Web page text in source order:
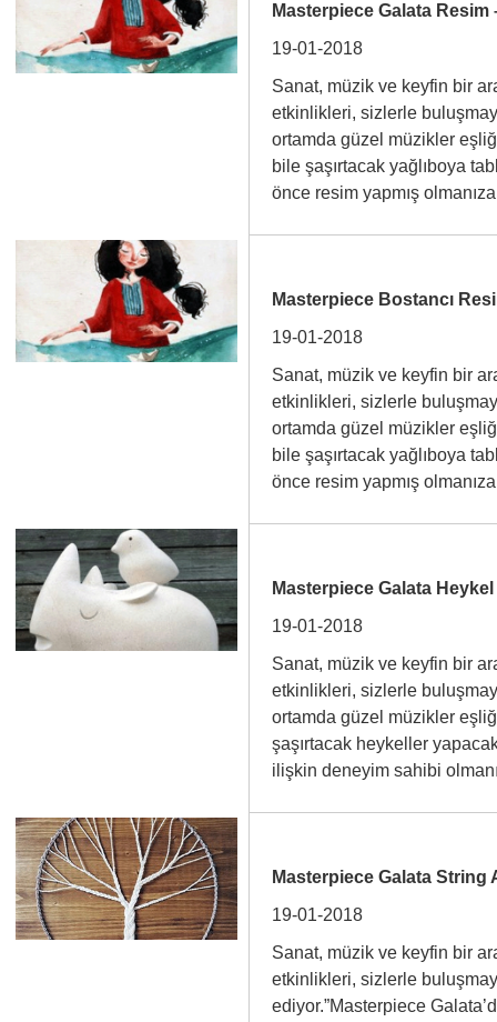
Masterpiece Galata Resim
19-01-2018
Sanat, müzik ve keyfin bir
etkinlikleri, sizlerle
ortamda güzel müzikler
bile şaşırtacak yağlıboya
önce resim yapmış
Masterpiece Bostancı
19-01-2018
Sanat, müzik ve keyfin bir
etkinlikleri, sizlerle
ortamda güzel müzikler
bile şaşırtacak yağlıboya
önce resim yapmış
Masterpiece Galata
19-01-2018
Sanat, müzik ve keyfin bir
etkinlikleri, sizlerle
ortamda güzel müzikler
şaşırtacak heykeller
ilişkin deneyim sahibi
Masterpiece Galata String
19-01-2018
Sanat, müzik ve keyfin bir
etkinlikleri, sizlerle
ediyor.”Masterpiece